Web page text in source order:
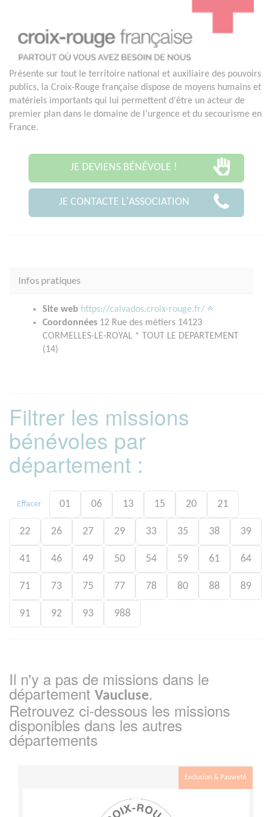
Présente sur tout le territoire national et auxiliaire des pouvoirs
publics, la Croix-Rouge française dispose de moyens humains et
matériels importants qui lui permettent d'être un acteur de
premier plan dans le domaine de l'urgence et du secourisme en
France.
JE DEVIENS BÉNÉVOLE !
JE CONTACTE L'ASSOCIATION
Infos pratiques
Site web https://calvados.croix-rouge.fr/
Coordonnées 12 Rue des métiers 14123
CORMELLES-LE-ROYAL * TOUT LE DEPARTEMENT
(14)
Filtrer les missions
bénévoles par
département :
Effacer 01 06 13 15 20 21
22 26 27 29 33 35 38 39
41 46 49 50 54 59 61 64
71 73 75 77 78 80 88 89
91 92 93 988
Il n'y a pas de missions dans le
département Vaucluse.
Retrouvez ci-dessous les missions
disponibles dans les autres
départements
Exclusion & Pauvreté